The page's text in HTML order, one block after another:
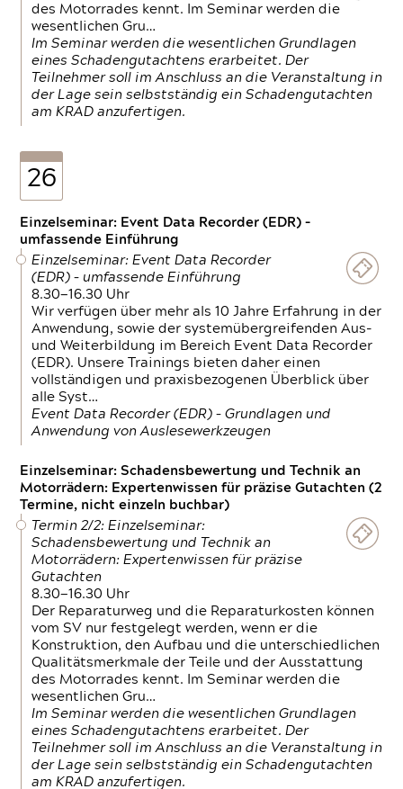
des Motorrades kennt. Im Seminar werden die
wesentlichen Gru…
Im Seminar werden die wesentlichen Grundlagen
eines Schadengutachtens erarbeitet. Der
Teilnehmer soll im Anschluss an die Veranstaltung in
der Lage sein selbstständig ein Schadengutachten
am KRAD anzufertigen.
26
Einzelseminar: Event Data Recorder (EDR) –
umfassende Einführung
Einzelseminar: Event Data Recorder
(EDR) – umfassende Einführung
8.30—16.30 Uhr
Wir verfügen über mehr als 10 Jahre Erfahrung in der
Anwendung, sowie der systemübergreifenden Aus-
und Weiterbildung im Bereich Event Data Recorder
(EDR). Unsere Trainings bieten daher einen
vollständigen und praxisbezogenen Überblick über
alle Syst…
Event Data Recorder (EDR) – Grundlagen und
Anwendung von Auslesewerkzeugen
Einzelseminar: Schadensbewertung und Technik an
Motorrädern: Expertenwissen für präzise Gutachten (2
Termine, nicht einzeln buchbar)
Termin 2/2: Einzelseminar:
Schadensbewertung und Technik an
Motorrädern: Expertenwissen für präzise
Gutachten
8.30—16.30 Uhr
Der Reparaturweg und die Reparaturkosten können
vom SV nur festgelegt werden, wenn er die
Konstruktion, den Aufbau und die unterschiedlichen
Qualitätsmerkmale der Teile und der Ausstattung
des Motorrades kennt. Im Seminar werden die
wesentlichen Gru…
Im Seminar werden die wesentlichen Grundlagen
eines Schadengutachtens erarbeitet. Der
Teilnehmer soll im Anschluss an die Veranstaltung in
der Lage sein selbstständig ein Schadengutachten
am KRAD anzufertigen.